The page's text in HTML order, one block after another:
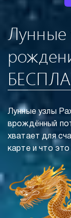
Лунные
Лунные узлы
врождённый
хватает для
карте и что